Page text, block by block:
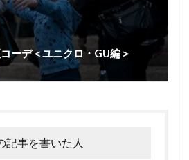
ーデ＜ユニクロ・GU編＞
記事を書いた人